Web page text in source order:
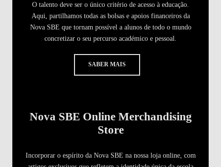
O talento deve ser o único critério de acesso à educação.
Aqui, partilhamos todas as bolsas e apoios financeiros da
Nova SBE que tornam possível a alunos de todo o mundo
concretizar o seu percurso académico e pessoal.
SABER MAIS
Nova SBE Online Merchandising
Store
Incorporar o espírito da Nova SBE na nossa loja online, com